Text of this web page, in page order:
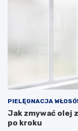
PIELĘGNACJA
Jak zmywać olej
po kroku